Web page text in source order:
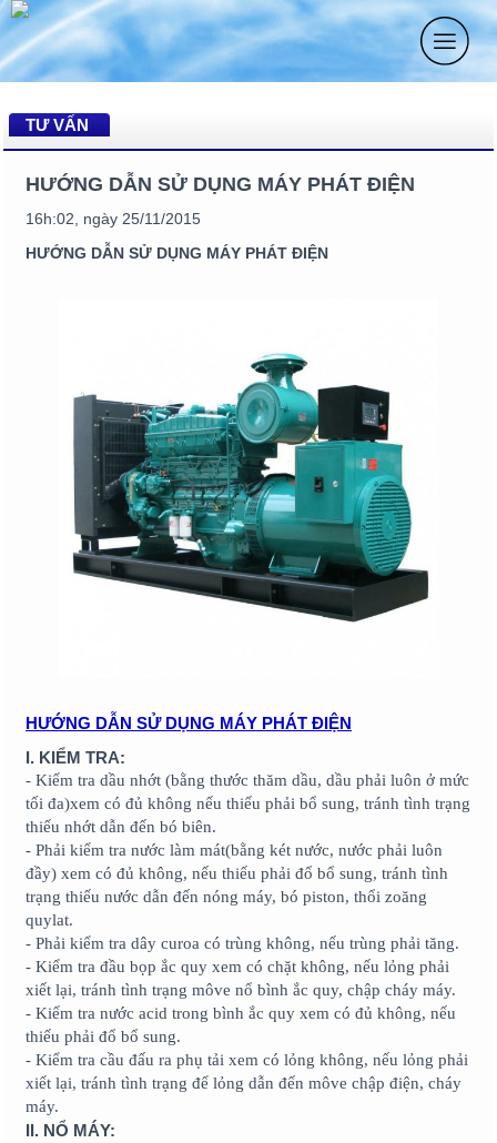
TƯ VẤN
HƯỚNG DẪN SỬ DỤNG MÁY PHÁT ĐIỆN
16h:02, ngày 25/11/2015
HƯỚNG DẪN SỬ DỤNG MÁY PHÁT ĐIỆN
HƯỚNG DẪN SỬ DỤNG MÁY PHÁT ĐIỆN
I. KIỂM TRA:
- Kiểm tra dầu nhớt (bằng thước thăm dầu, dầu phải luôn ở mức
tối đa)xem có đủ không nếu thiếu phải bổ sung, tránh tình trạng
thiếu nhớt dẫn đến bó biên.
- Phải kiểm tra nước làm mát(bằng két nước, nước phải luôn
đầy) xem có đủ không, nếu thiếu phải đổ bổ sung, tránh tình
trạng thiếu nước dẫn đến nóng máy, bó piston, thổi zoăng
quylat.
- Phải kiểm tra dây curoa có trùng không, nếu trùng phải tăng.
- Kiểm tra đầu bọp ắc quy xem có chặt không, nếu lỏng phải
xiết lại, tránh tình trạng môve nổ bình ắc quy, chập cháy máy.
- Kiểm tra nước acid trong bình ắc quy xem có đủ không, nếu
thiếu phải đổ bổ sung.
- Kiểm tra cầu đấu ra phụ tải xem có lỏng không, nếu lỏng phải
xiết lại, tránh tình trạng để lỏng dẫn đến môve chập điện, cháy
máy.
II. NỔ MÁY: